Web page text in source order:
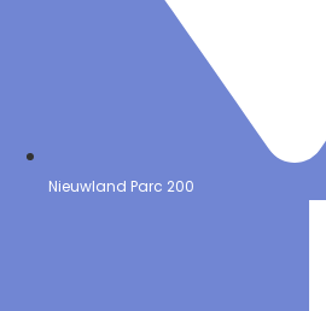
Nieuwland Parc 200